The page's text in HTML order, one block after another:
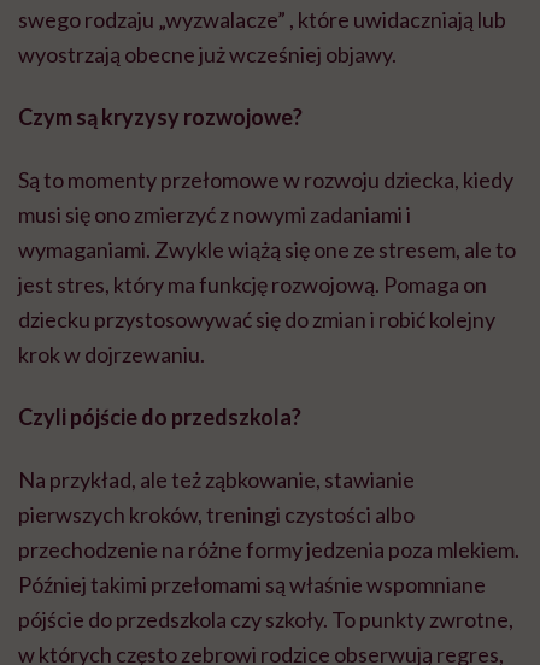
swego rodzaju „wyzwalacze” , które uwidaczniają lub
wyostrzają obecne już wcześniej objawy.
Czym są kryzysy rozwojowe?
Są to momenty przełomowe w rozwoju dziecka, kiedy
musi się ono zmierzyć z nowymi zadaniami i
wymaganiami. Zwykle wiążą się one ze stresem, ale to
jest stres, który ma funkcję rozwojową. Pomaga on
dziecku przystosowywać się do zmian i robić kolejny
krok w dojrzewaniu.
Czyli pójście do przedszkola?
Na przykład, ale też ząbkowanie, stawianie
pierwszych kroków, treningi czystości albo
przechodzenie na różne formy jedzenia poza mlekiem.
Później takimi przełomami są właśnie wspomniane
pójście do przedszkola czy szkoły. To punkty zwrotne,
w których często zebrowi rodzice obserwują regres,